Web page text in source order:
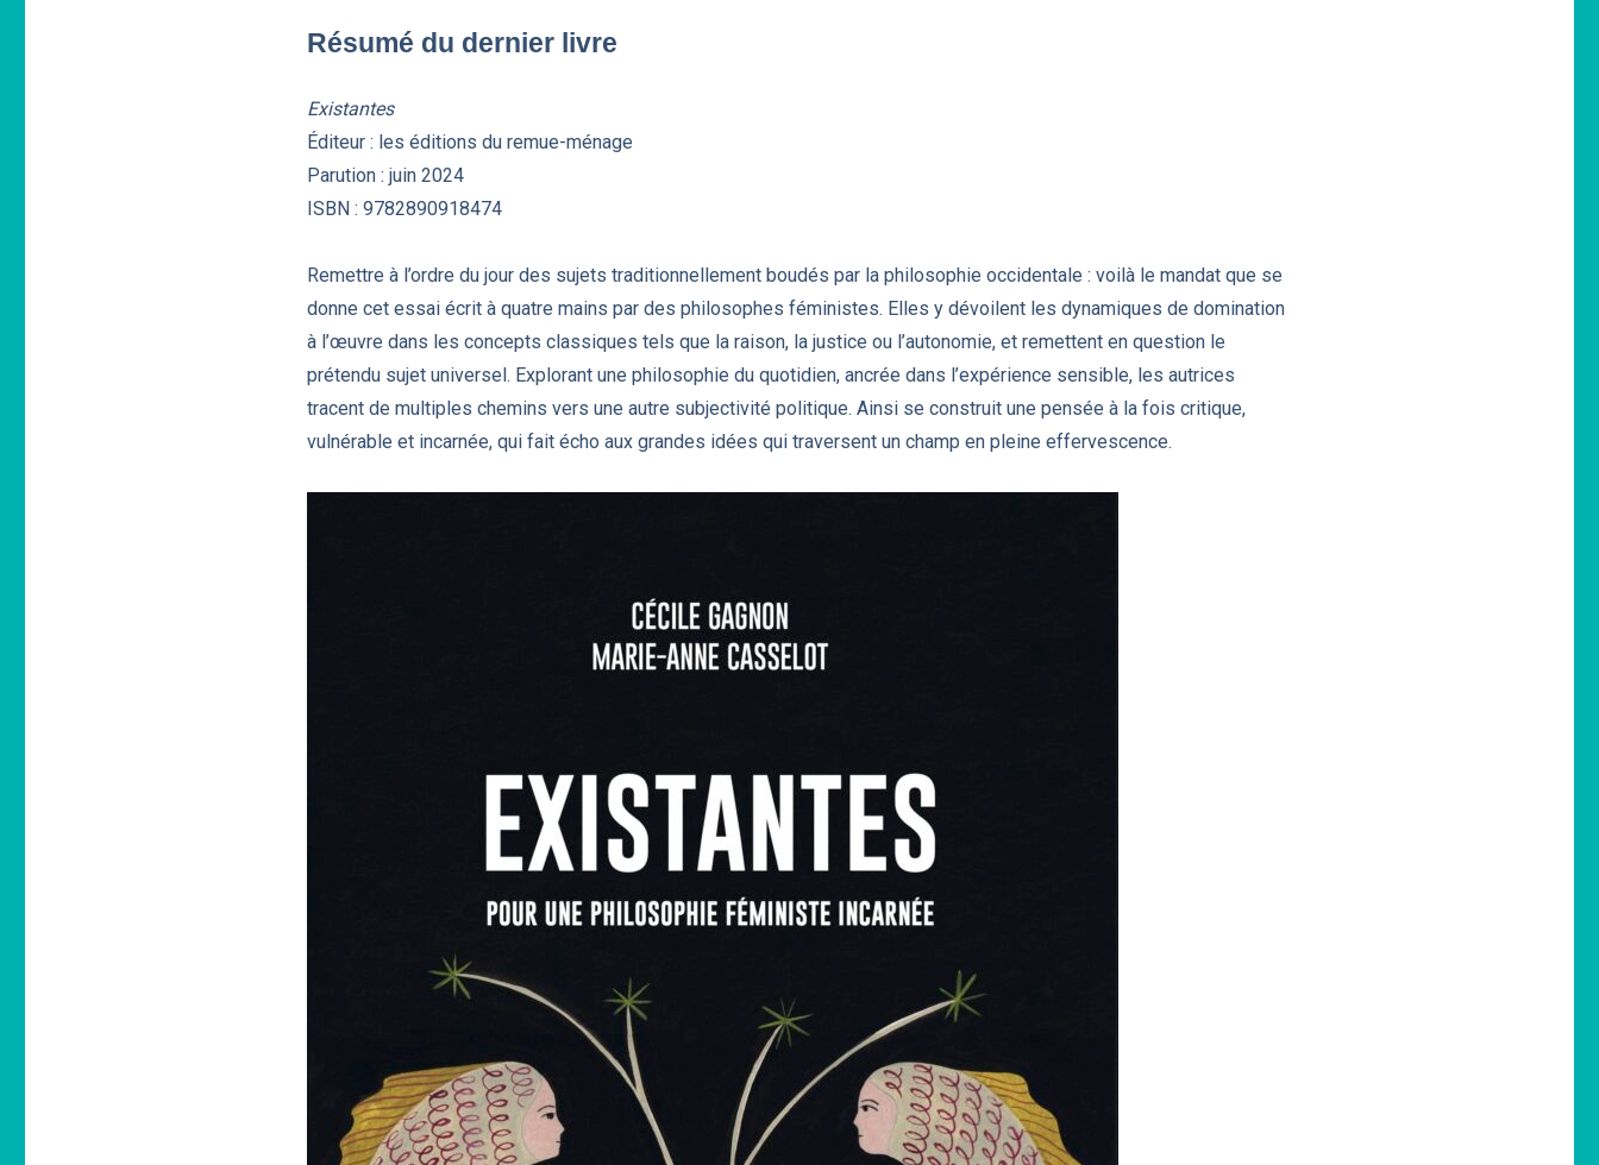
Résumé du dernier livre
Existantes
Éditeur : les éditions du remue-ménage
Parution : juin 2024
ISBN : 9782890918474
Remettre à l’ordre du jour des sujets traditionnellement boudés par la philosophie occidentale : voilà le mandat que se
donne cet essai écrit à quatre mains par des philosophes féministes. Elles y dévoilent les dynamiques de domination
à l’œuvre dans les concepts classiques tels que la raison, la justice ou l’autonomie, et remettent en question le
prétendu sujet universel. Explorant une philosophie du quotidien, ancrée dans l’expérience sensible, les autrices
tracent de multiples chemins vers une autre subjectivité politique. Ainsi se construit une pensée à la fois critique,
vulnérable et incarnée, qui fait écho aux grandes idées qui traversent un champ en pleine effervescence.